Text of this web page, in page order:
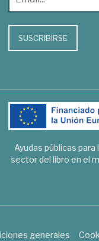
SUSCRIBIRSE
Ayudas públicas
sector del libro en el
generales